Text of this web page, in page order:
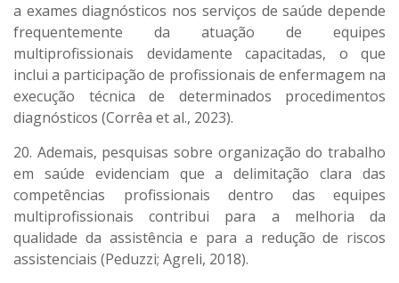
a exames diagnósticos nos serviços de saúde depende
frequentemente da atuação de equipes
multiprofissionais devidamente capacitadas, o que
inclui a participação de profissionais de enfermagem na
execução técnica de determinados procedimentos
diagnósticos (Corrêa et al., 2023).
20. Ademais, pesquisas sobre organização do trabalho
em saúde evidenciam que a delimitação clara das
competências profissionais dentro das equipes
multiprofissionais contribui para a melhoria da
qualidade da assistência e para a redução de riscos
assistenciais (Peduzzi; Agreli, 2018).